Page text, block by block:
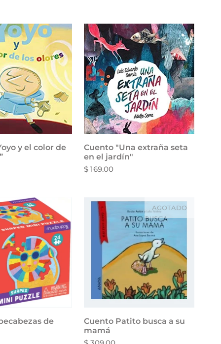
al carrito
y el color de
Añadir al carrito
Cuento "Una extraña seta
en el jardín"
$ 169.00
al carritode
Cuento Patito busca a su
mamá
AGOTADO